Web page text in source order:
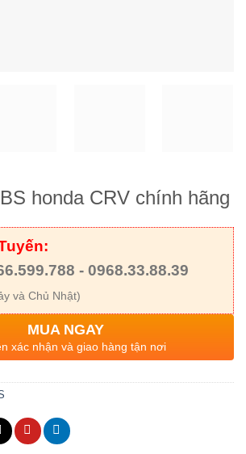
honda CRV chính hãng
- 0968.33.88.39
và Chủ Nhật)
MUA NGAY
xác nhận và giao hàng tận nơi